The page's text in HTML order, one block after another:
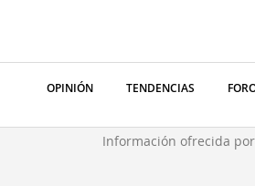
OPINIÓN TENDENCIAS
Información ofrecida